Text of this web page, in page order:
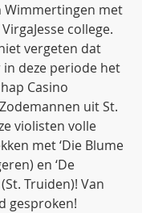
Wimmertingen met
college.
vergeten dat
deze periode het
Casino
uit St.
violisten volle
met ‘Die Blume
en ‘De
Truiden)! Van
gesproken!